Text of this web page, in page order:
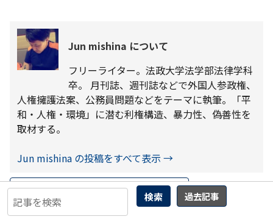
検索 過去記事
Jun mishina について
フリーライター。法政大学法学部法律学科
卒。 月刊誌、週刊誌などで外国人参政権、
人権擁護法案、公務員問題などをテーマに執筆。「平
和・人権・環境」に潜む利権構造、暴力性、偽善性を
取材する。
Jun mishina の投稿をすべて表示 →
←曲輪クエスト(407) 常総市 三坂町